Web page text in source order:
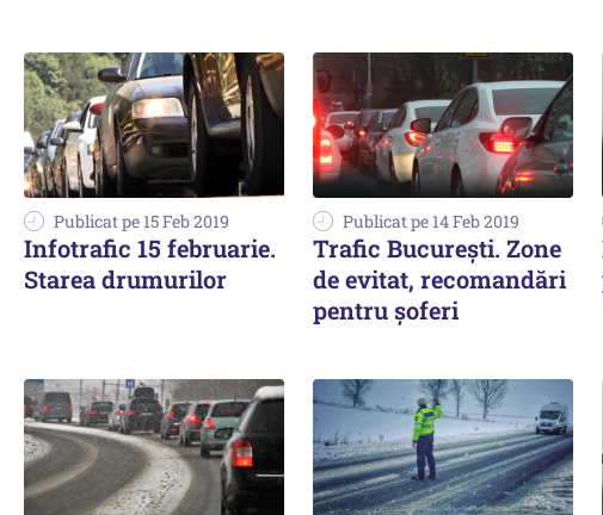
Publicat pe 15 Feb 2019
Infotrafic 15 februarie.
Starea drumurilor
Publicat pe 14 Feb 2019
Trafic Bucureşti. Zone
de evitat, recomandări
pentru şoferi